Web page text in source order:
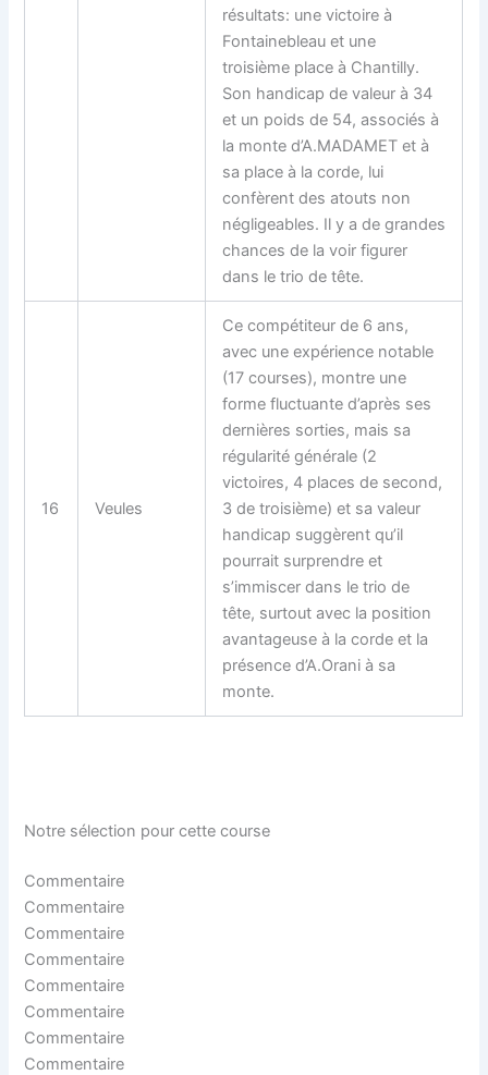
résultats: une victoire à
Fontainebleau et une
troisième place à Chantilly.
Son handicap de valeur à 34
et un poids de 54, associés à
la monte d’A.MADAMET et à
sa place à la corde, lui
confèrent des atouts non
négligeables. Il y a de grandes
chances de la voir figurer
dans le trio de tête.
16 Veules
Ce compétiteur de 6 ans,
avec une expérience notable
(17 courses), montre une
forme fluctuante d’après ses
dernières sorties, mais sa
régularité générale (2
victoires, 4 places de second,
3 de troisième) et sa valeur
handicap suggèrent qu’il
pourrait surprendre et
s’immiscer dans le trio de
tête, surtout avec la position
avantageuse à la corde et la
présence d’A.Orani à sa
monte.
Notre sélection pour cette course
Commentaire
Commentaire
Commentaire
Commentaire
Commentaire
Commentaire
Commentaire
Commentaire